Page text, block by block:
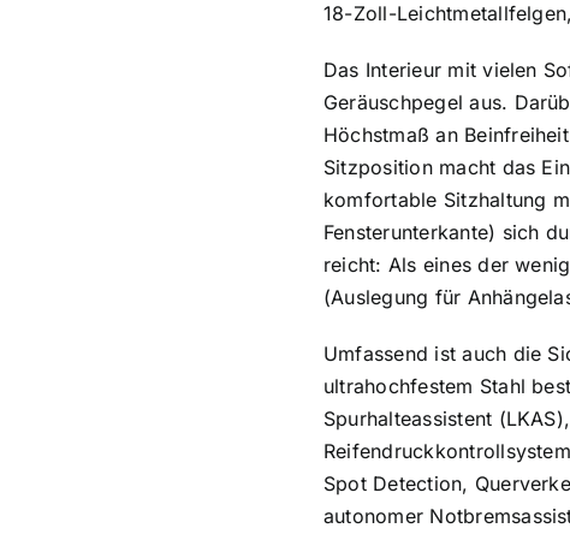
18-Zoll-
Das Interieur mit vielen
Geräuschpegel aus.
Höchstmaß an
Sitzposition macht das
komfortable Sitzhaltung
Fensterunterkante) sich
reicht: Als eines der
(Auslegung für
Umfassend ist auch die
ultrahochfestem Stahl
Spurhalteassistent
Spot Detection,
autonomer